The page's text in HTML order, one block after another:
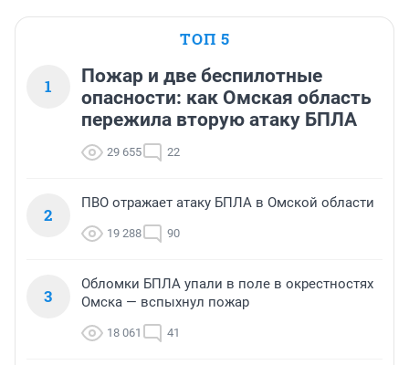
ТОП 5
1
Пожар и две беспилотные
опасности: как Омская область
пережила вторую атаку БПЛА
29 655 22
2
ПВО отражает атаку БПЛА в Омской области
19 288 90
3
Обломки БПЛА упали в поле в окрестностях
Омска — вспыхнул пожар
18 061 41